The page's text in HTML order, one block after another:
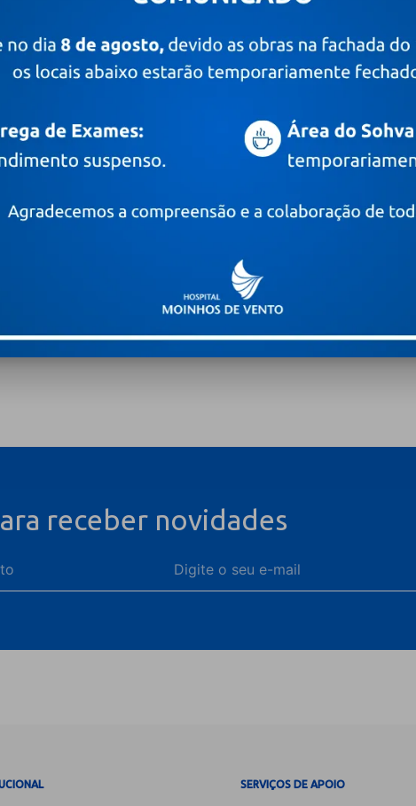
PRÊMIOS E CERTIFICAÇÕES
receber novidades
SERVIÇOS DE APOIO